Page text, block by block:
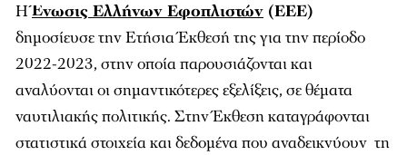
ΗΈνωσις Ελλήνων Εφοπλιστών (ΕΕΕ)
δημοσίευσε την Ετήσια Έκθεσή της για την περίοδο
2022-2023, στην οποία παρουσιάζονται και
αναλύονται οι σημαντικότερες εξελίξεις, σε θέματα
ναυτιλιακής πολιτικής. Στην Έκθεση καταγράφονται
στατιστικά στοιχεία και δεδομένα που αναδεικνύουν τη